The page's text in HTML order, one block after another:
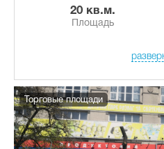
20 кв.м.
Площадь
Торговые площади